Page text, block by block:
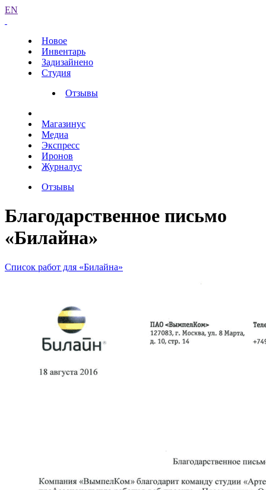
EN
Новое
Инвентарь
Задизайнено
Студия
Отзывы
Магазинус
Медиа
Экспресс
Иронов
Журналус
Отзывы
Благодарственное письмо
«Билайна»
Список работ для «Билайна»